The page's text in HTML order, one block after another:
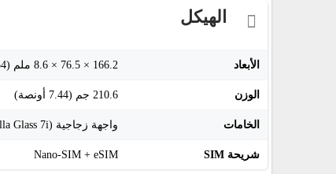
الهيكل
الأبعاد 166.2 × 76.5 × 8.6 ملم (6.54 × 3.01 × 0.34 إنش)
الوزن 210.6 جم (7.44 أونصة)
الخامات واجهة زجاجية (Gorilla Glass 7i)، إطار بلاستيكي، ظهر من بوليمر السيليكون (جلد صديق للبيئة)
شريحة SIM Nano-SIM + eSIM